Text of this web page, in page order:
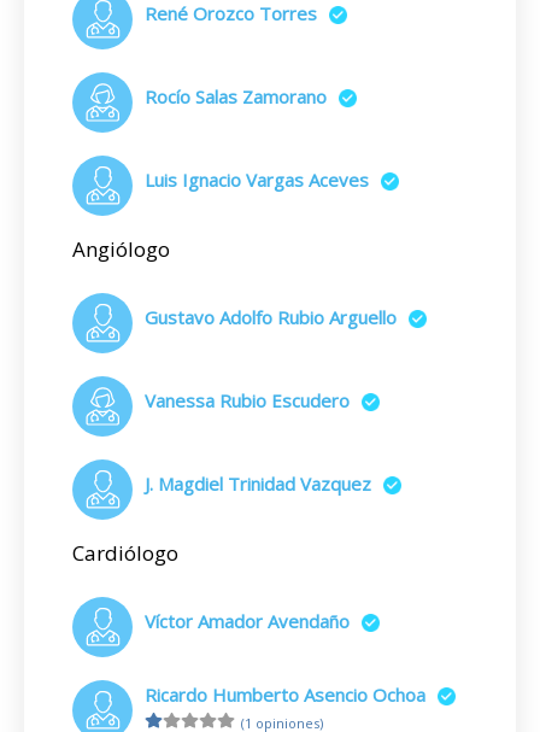
René Orozco Torres
Rocío Salas Zamorano
Luis Ignacio Vargas Aceves
Angiólogo
Gustavo Adolfo Rubio Arguello
Vanessa Rubio Escudero
J. Magdiel Trinidad Vazquez
Cardiólogo
Víctor Amador Avendaño
Ricardo Humberto Asencio Ochoa
(1 opiniones)